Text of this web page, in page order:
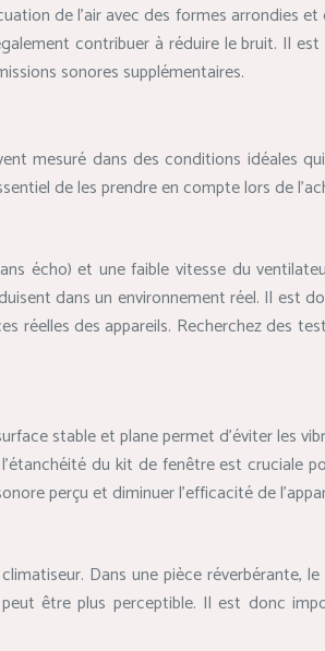
de l’air avec des formes arrondies
contribuer à réduire le bruit. Il
sonores supplémentaires.
mesuré dans des conditions idéales
de les prendre en compte lors de
écho) et une faible vitesse du
dans un environnement réel. Il est
des appareils. Recherchez des
stable et plane permet d’éviter les
du kit de fenêtre est cruciale
perçu et diminuer l’efficacité de
Dans une pièce réverbérante,
être plus perceptible. Il est donc